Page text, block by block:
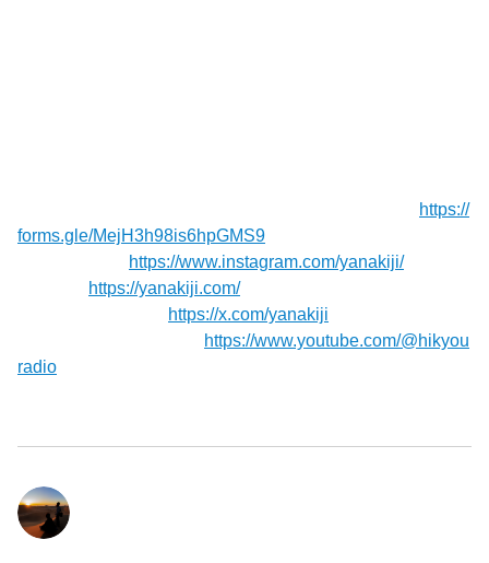
https://
forms.gle/MejH3h98is6hpGMS9
https://www.instagram.com/yanakiji/
https://yanakiji.com/
https://x.com/yanakiji
https://www.youtube.com/@hikyou
radio